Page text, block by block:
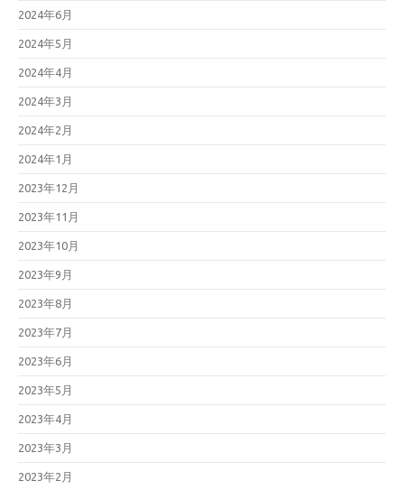
2024年6月
2024年5月
2024年4月
2024年3月
2024年2月
2024年1月
2023年12月
2023年11月
2023年10月
2023年9月
2023年8月
2023年7月
2023年6月
2023年5月
2023年4月
2023年3月
2023年2月